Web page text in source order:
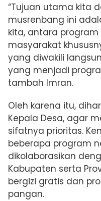
“Tujuan utama kita
musrenbang ini
kita, antara
masyarakat
yang diwakili
yang menjadi
tambah Imran.
Oleh karena itu,
Kepala Desa, agar
sifatnya prioritas.
beberapa program
dikolaborasikan
Kabupaten serta
bergizi gratis dan
pangan.